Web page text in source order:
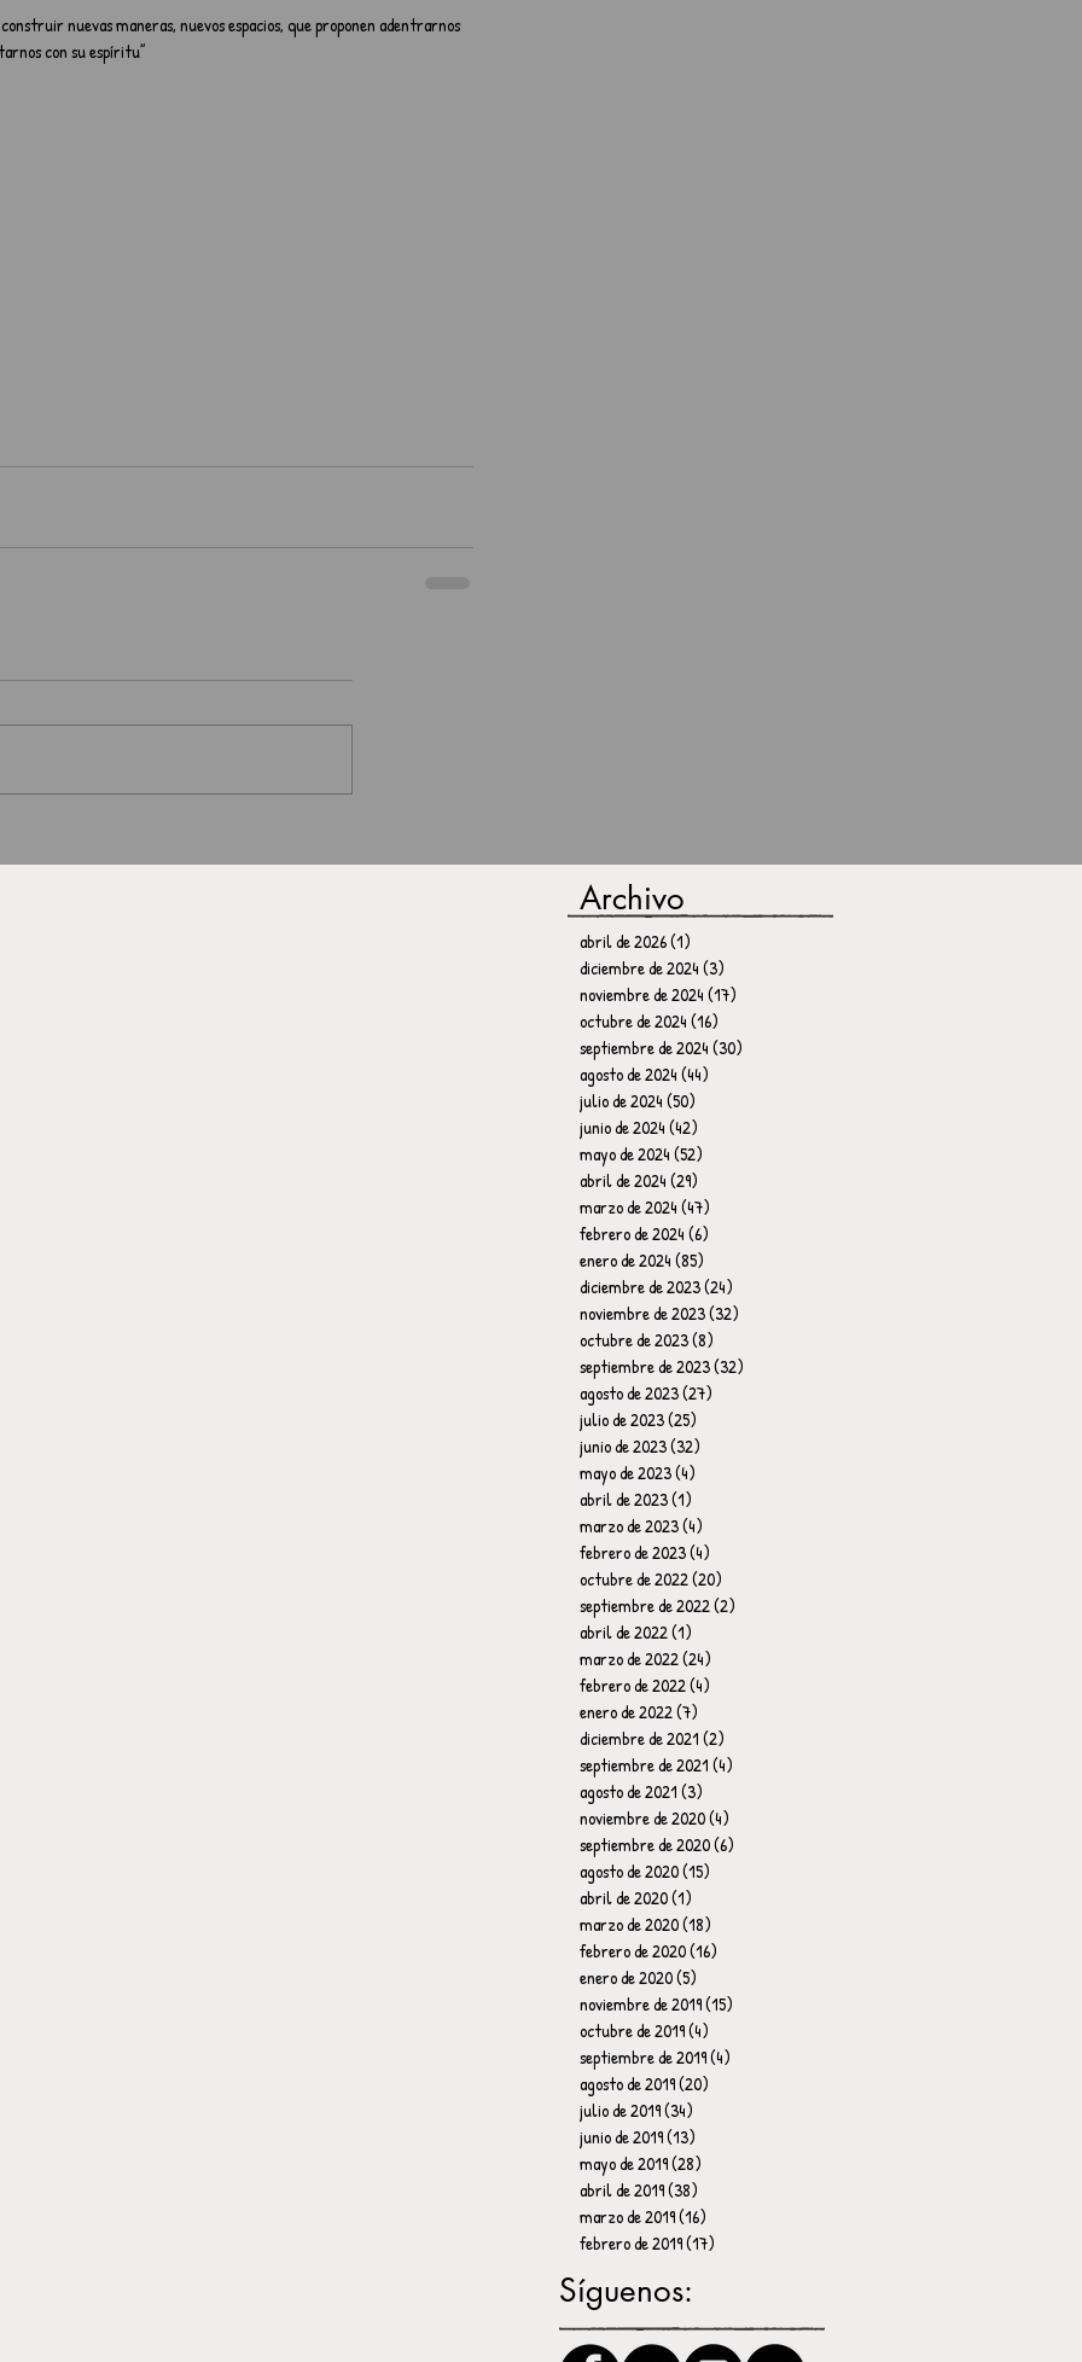
nuevas maneras, nuevos espacios, que proponen adentrarnos
con su espíritu”
Archivo
abril de 2026(1)
diciembre de 2024(3)
noviembre de 2024(17)
octubre de 2024(16)
septiembre de 2024(30)
agosto de 2024(44)
julio de 2024(50)
junio de 2024(42)
mayo de 2024(52)
abril de 2024(29)
marzo de 2024(47)
febrero de 2024(6)
enero de 2024(85)
diciembre de 2023(24)
noviembre de 2023(32)
octubre de 2023(8)
septiembre de 2023(32)
agosto de 2023(27)
julio de 2023(25)
junio de 2023(32)
mayo de 2023(4)
abril de 2023(1)
marzo de 2023(4)
febrero de 2023(4)
octubre de 2022(20)
septiembre de 2022(2)
abril de 2022(1)
marzo de 2022(24)
febrero de 2022(4)
enero de 2022(7)
diciembre de 2021(2)
septiembre de 2021(4)
agosto de 2021(3)
noviembre de 2020(4)
septiembre de 2020(6)
agosto de 2020(15)
abril de 2020(1)
marzo de 2020(18)
febrero de 2020(16)
enero de 2020(5)
noviembre de 2019(15)
octubre de 2019(4)
septiembre de 2019(4)
agosto de 2019(20)
julio de 2019(34)
junio de 2019(13)
mayo de 2019(28)
abril de 2019(38)
marzo de 2019(16)
febrero de 2019(17)
Síguenos: